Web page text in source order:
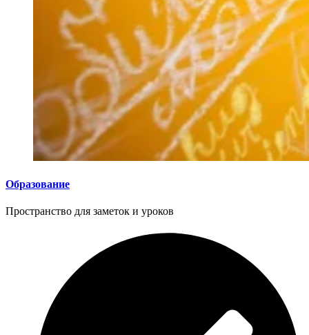
Образование
Пространство для заметок и уроков